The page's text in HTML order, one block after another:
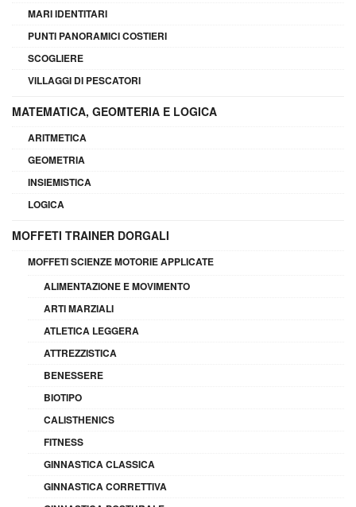
MARI IDENTITARI
PUNTI PANORAMICI COSTIERI
SCOGLIERE
VILLAGGI DI PESCATORI
MATEMATICA, GEOMTERIA E LOGICA
ARITMETICA
GEOMETRIA
INSIEMISTICA
LOGICA
MOFFETI TRAINER DORGALI
MOFFETI SCIENZE MOTORIE APPLICATE
ALIMENTAZIONE E MOVIMENTO
ARTI MARZIALI
ATLETICA LEGGERA
ATTREZZISTICA
BENESSERE
BIOTIPO
CALISTHENICS
FITNESS
GINNASTICA CLASSICA
GINNASTICA CORRETTIVA